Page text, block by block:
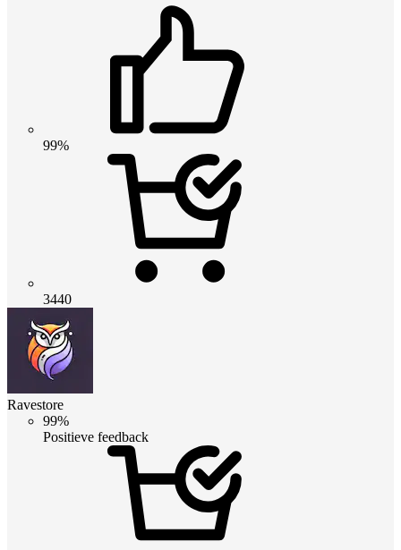
99%
3440
Ravestore
99%
Positieve feedback